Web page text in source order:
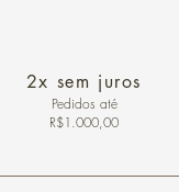
2x sem juros
Pedidos até
R$1.000,00